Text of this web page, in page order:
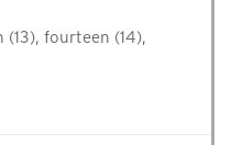
fourteen (14),